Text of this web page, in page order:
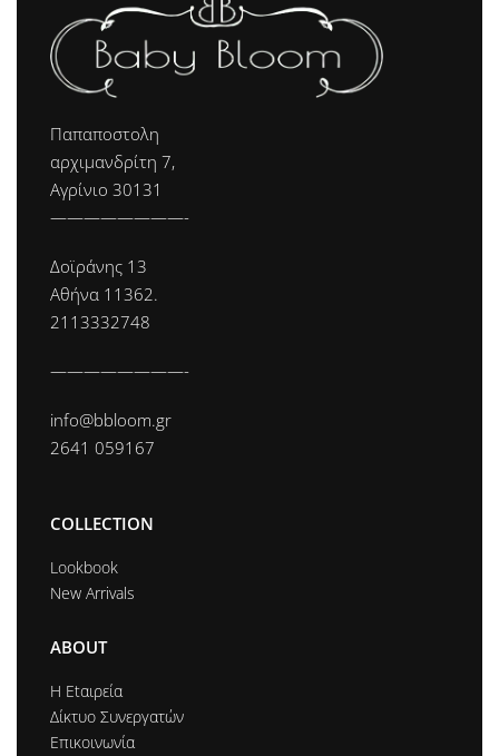
Παπαποστολη
αρχιμανδρίτη 7,
Αγρίνιο 30131
————————-
Δοϊράνης 13
Αθήνα 11362.
2113332748
————————-
info@bbloom.gr
2641 059167
COLLECTION
Lookbook
New Arrivals
ABOUT
Η Εtαιρεία
Δίκτυο Συνεργατών
Επικοινωνία